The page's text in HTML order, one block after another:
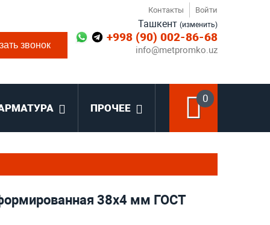
Ташкент (изменить)
+998 (90) 002-86-68
info@metpromko.uz
Контакты Войти
звонок
0
ПРОЧЕЕ
38х4 мм ГОСТ